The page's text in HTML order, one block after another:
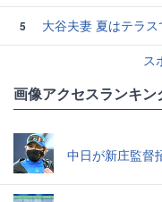
5
大谷夫妻 夏はテラス
ス
画像アクセスランキン
中日が新庄監督